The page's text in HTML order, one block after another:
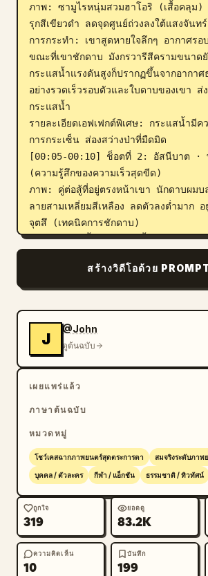
ภาพ: ซามูไรหนุ่มสวมฮาโอริ (เสื้อคลุม)
รุกสีเขียวดำ ลดจุดศูนย์ถ่วงลงใต้แสงจันท
การกระทำ: เขาสูดหายใจลึกๆ อากาศรอ
ขณะที่เขาชักดาบ มังกรวารีสีครามขนาด
กระแสน้ำแรงดันสูงก็ปรากฏขึ้นจากอากา
อย่างรวดเร็วรอบตัวและใบดาบของเขา ส่
กระแสน้ำ
รายละเอียดเอฟเฟกต์พิเศษ: กระแสน้ำมีค
การกระเซ็น ส่องสว่างป่าที่มืดมิด
[00:05-00:10] ช็อตที่ 2: อัสนีบาต ·
(ความรู้สึกของความเร็วสุดขีด)
ภาพ: คู่ต่อสู้ที่อยู่ตรงหน้าเขา นักดาบผมบ
ลายสามเหลี่ยมสีเหลือง ลดตัวลงต่ำมาก อ
จุตสึ (เทคนิคการชักดาบ)
การกระทำ: พื้นดินระเบิดขึ้นมาทันที ร่าง
และพุ่งทะยานเป็นรูปตัว 'Z' ผ่านต้นไม้ด้ว
ไม่เห็นด้วยตาเปล่า
ร่วงที่ไหม้เกรียมยังคงหลงเหลืออยู่ในบริเวณ
[00:10-00:15] ช็อตที่ 3: วารี-อัสนีปะท
สุดท้าย (การปะทะของท่าไม้ตาย)
ภาพ: การปะทะกันแบบตัวต่อตัวด้วยความ
หนุ่มเหวี่ยงมังกรวารีสีครามขนาดยักษ์ลงม
และนักดาบผมบลอนด์ที่แปลงร่างเป็นสายฟ้
ปรากฏการณ์เอฟเฟกต์พิเศษ: มังกรวารีสีค
ทองระเบิดออกทันที ก่อตัวเป็นพายุพลังงาน
ใหญ่ที่แผ่กระจายออกไป ต้นไม้ใหญ่รอบข้า
สีน้ำเงิน เหลือง และขาวที่เจิดจรัสอย่างยิ่ง
สร้างวิดีโอด้วย
J
@John
ดูต้นฉบับ
เผยแพร่แล้ว
ภาษาต้นฉบับ
หมวดหมู่
โชว์เคสฉากภาพยนตร์สุดตระการตา สมจริงระดับภาพ
บุคคล / ตัวละคร กีฬา / แอ็กชัน ธรรมชาติ / ทิวทัศน์
ถูกใจ
319
ยอดดู
83.2K
ความคิดเห็น
10
บันทึก
199